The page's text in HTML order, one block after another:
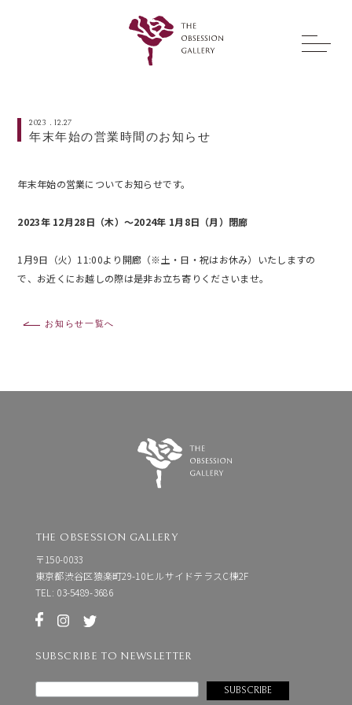
2023 . 12.27
年末年始の営業時間のお知らせ
年末年始の営業についてお知らせです。
2023年 12月28日（木）～2024年 1月8日（月）閉廊
1月9日（火）11:00より開廊（※土・日・祝はお休み）いたしますの
で、お近くにお越しの際は是非お立ち寄りくださいませ。
お知らせ一覧へ
THE OBSESSION GALLERY
〒150-0033
東京都渋谷区猿楽町29-10ヒルサイドテラスC棟2F
TEL: 03-5489-3686
SUBSCRIBE TO NEWSLETTER